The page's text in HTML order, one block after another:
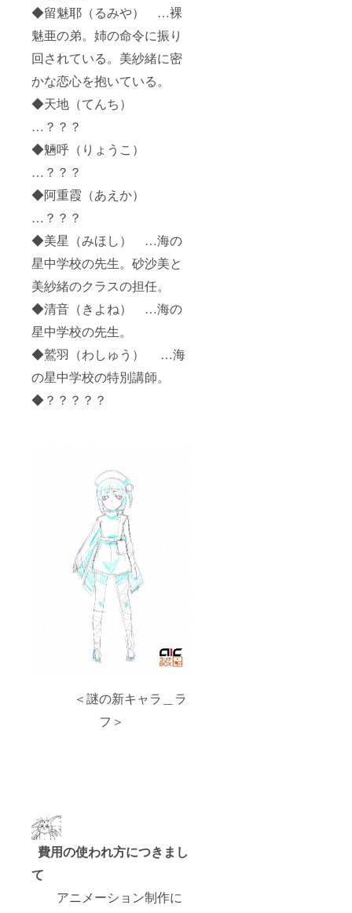
◆留魅耶（るみや） …裸
魅亜の弟。姉の命令に振り
回されている。美紗緒に密
かな恋心を抱いている。
◆天地（てんち）
…？？？
◆魎呼（りょうこ）
…？？？
◆阿重霞（あえか）
…？？？
◆美星（みほし） …海の
星中学校の先生。砂沙美と
美紗緒のクラスの担任。
◆清音（きよね） …海の
星中学校の先生。
◆鷲羽（わしゅう） …海
の星中学校の特別講師。
◆？？？？？
＜謎の新キャラ＿ラ
フ＞
費用の使われ方につきまし
て
アニメーション制作に